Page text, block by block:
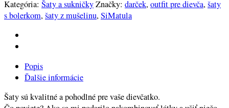
Šaty
+
mašličková
sponka
Kategória: Šaty a sukničkyZnačky: darček, outfit pre dievča, šaty
s bolerkom, šaty z mušelinu, SiMatula
Popis
Ďalšie informácie
Šaty sú kvalitné a pohodlné pre vaše dievčatko.